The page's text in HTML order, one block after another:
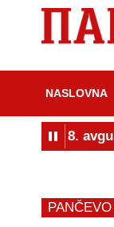
NASLOVNA
8. avgusta
PANČEVO